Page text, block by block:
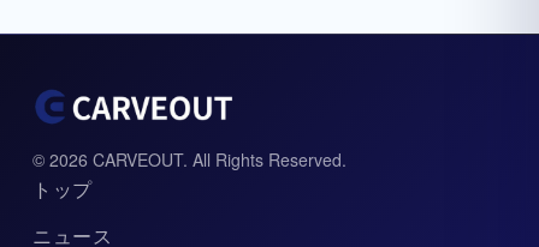
© 2026 CARVEOUT. All Rights Reserved.
トップ
ニュース